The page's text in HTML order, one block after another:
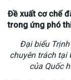
Đề xuất cơ chế
trong ứng phó
Đại biểu
chuyên trách tại
của Quốc